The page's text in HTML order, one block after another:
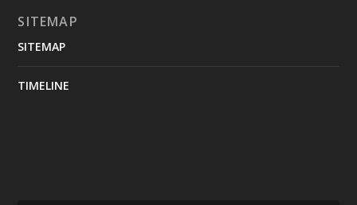
SITEMAP
SITEMAP
TIMELINE